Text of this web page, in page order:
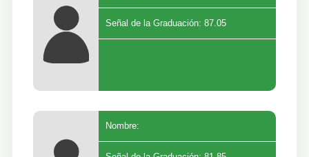
Señal de la Graduación: 87.05
Nombre: